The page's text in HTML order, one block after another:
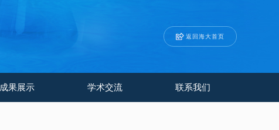
返回海大首页
成果展示 学术交流 联系我们